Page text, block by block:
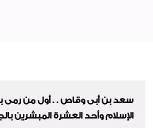
سعد بن أبى وقاص . . أول من
الإسلام وأحد العشرة المبشرين